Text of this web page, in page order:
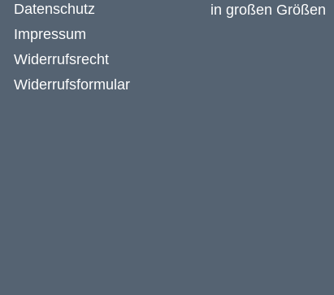
Datenschutz
Impressum
Widerrufsrecht
Widerrufsformular